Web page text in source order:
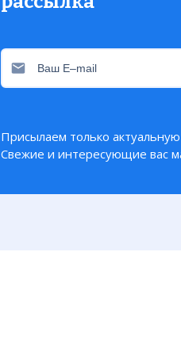
Присылаем только
Свежие и интересующие вас